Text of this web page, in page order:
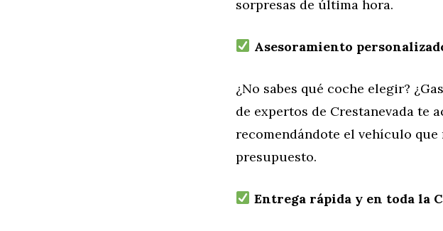
sorpresas de última hora.
Asesoramiento
¿No sabes qué coche elegir?
de expertos de Crestanevada te
recomendándote el vehículo
presupuesto.
Entrega rápida y en toda la